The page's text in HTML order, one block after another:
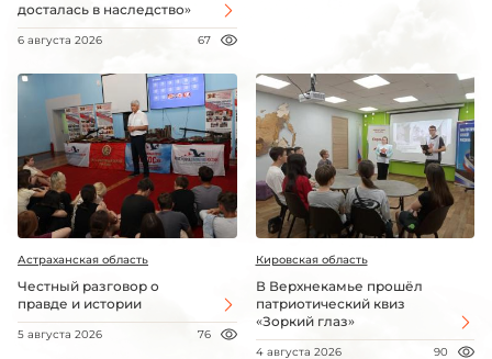
досталась в наследство»
6 августа 2026 67
Астраханская область
Честный разговор о
правде и истории
5 августа 2026 76
Кировская область
В Верхнекамье прошёл
патриотический квиз
«Зоркий глаз»
4 августа 2026 90